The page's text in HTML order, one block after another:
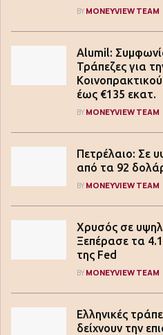
BY MONEYVIEW TEAM
Alumil:
Τράπεζες για
έως €135 εκατ.
BY MONEYVIEW TEAM
Πετρέλαιο: Σε
από τα 92
BY MONEYVIEW TEAM
Χρυσός σε
Ξεπέρασε τα
της Fed
BY MONEYVIEW TEAM
Ελληνικές
δείχνουν την